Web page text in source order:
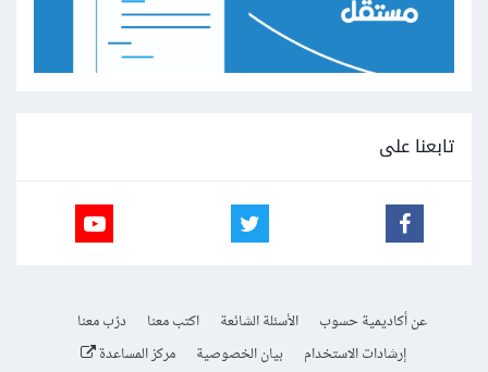
تابعنا على
عن أكاديمية حسوب الأسئلة الشائعة اكتب معنا
درّب معنا
إرشادات الاستخدام
بيان الخصوصية مركز المساعدة